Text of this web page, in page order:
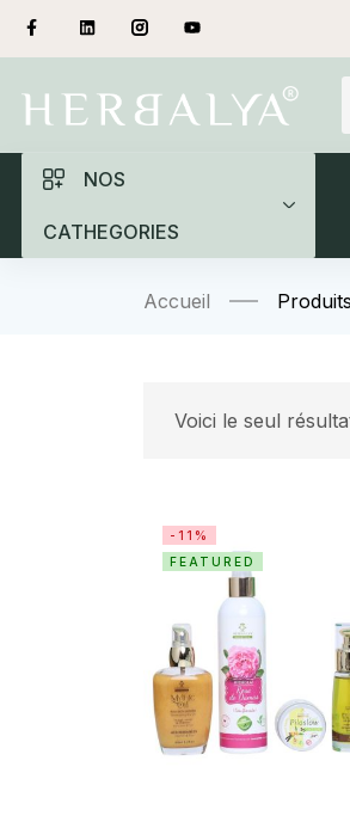
NOS
CATHEGORIES
Accueil
Voici le seul
-11%
FEATURED